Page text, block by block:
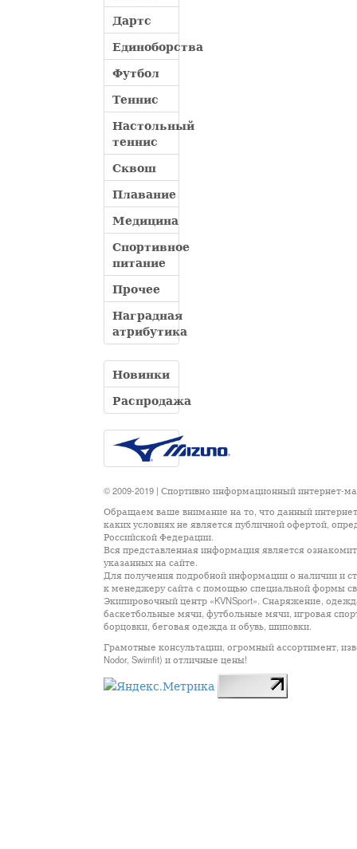
Дартс
Единоборства
Футбол
Теннис
Настольный
теннис
Сквош
Плавание
Медицина
Спортивное
питание
Прочее
Наградная
атрибутика
Новинки
Распродажа
© 2009-2019 | Спортивно информационный интернет-
Обращаем ваше внимание на то, что данный
каких условиях не является публичной офертой,
Российской Федерации.
Вся представленная информация является
указанных на сайте.
Для получения подробной информации о наличии и
к менеджеру сайта с помощью специальной формы
Экипировочный центр «KVNSport». Снаряжение,
баскетбольные мячи, футбольные мячи, игровая
борцовки, беговая одежда и обувь, шиповки.
Грамотные консультации, огромный ассортимент,
Nodor, Swimfit) и отличные цены!